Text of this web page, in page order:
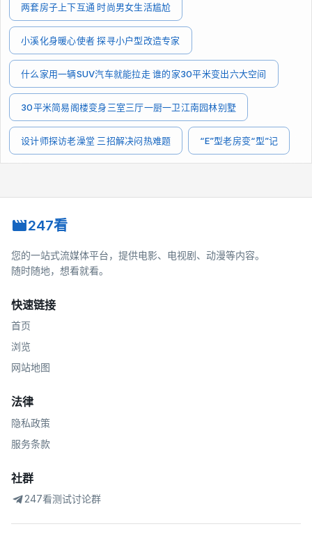
两套房子上下互通 时尚男女生活尴尬
小溪化身暖心使者 探寻小户型改造专家
什么家用一辆SUV汽车就能拉走 谁的家30平米变出六大空间
30平米简易阁楼变身三室三厅一厨一卫江南园林别墅
设计师探访老澡堂 三招解决闷热难题 “E”型老房变“型”记
247看
您的一站式流媒体平台，提供电影、电视剧、动漫等内容。
随时随地，想看就看。
快速链接
首页
浏览
网站地图
法律
隐私政策
服务条款
社群
247看测试讨论群